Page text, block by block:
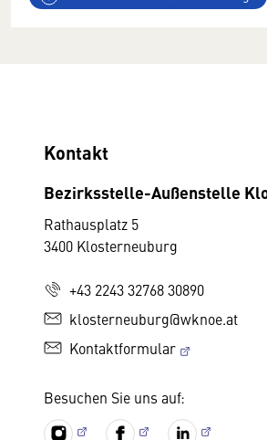
Kontakt
Bezirksstelle-Außenstelle
Rathausplatz 5
3400 Klosterneuburg
+43 2243 32768 30890
klosterneuburg@wknoe.at
Kontaktformular
Besuchen Sie uns auf: